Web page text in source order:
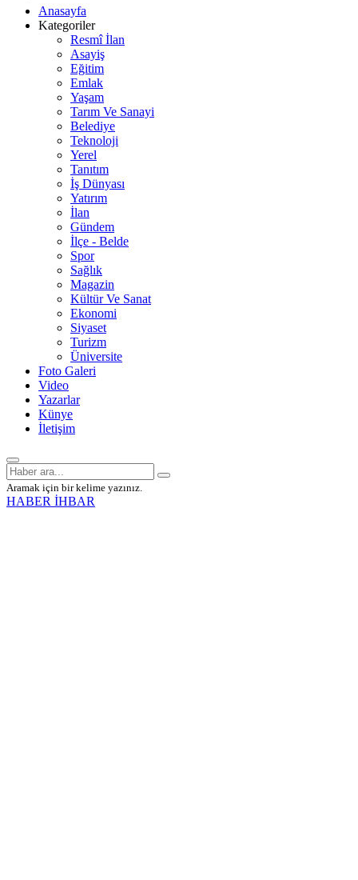
Anasayfa
Kategoriler
Resmî İlan
Asayiş
Eğitim
Emlak
Yaşam
Tarım Ve Sanayi
Belediye
Teknoloji
Yerel
Tanıtım
İş Dünyası
Yatırım
İlan
Gündem
İlçe - Belde
Spor
Sağlık
Magazin
Kültür Ve Sanat
Ekonomi
Siyaset
Turizm
Üniversite
Foto Galeri
Video
Yazarlar
Künye
İletişim
Aramak için bir kelime yazınız.
HABER İHBAR